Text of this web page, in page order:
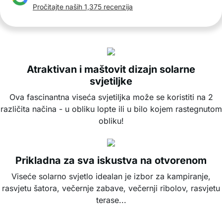
Pročitajte naših 1,375 recenzija
Atraktivan i maštovit dizajn solarne
svjetiljke
Ova fascinantna viseća svjetiljka može se koristiti na 2
različita načina - u obliku lopte ili u bilo kojem rastegnutom
obliku!
Prikladna za sva iskustva na otvorenom
Viseće solarno svjetlo idealan je izbor za kampiranje,
rasvjetu šatora, večernje zabave, večernji ribolov, rasvjetu
terase...